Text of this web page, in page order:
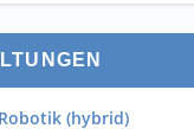
(hybrid)